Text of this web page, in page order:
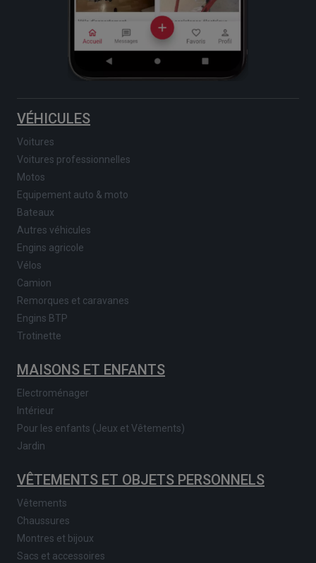
VÉHICULES
Voitures
Voitures professionnelles
Motos
Equipement auto & moto
Bateaux
Autres véhicules
Engins agricole
Vélos
Camion
Remorques et caravanes
Engins BTP
Trotinette
MAISONS ET ENFANTS
Electroménager
Intérieur
Pour les enfants (Jeux et Vêtements)
Jardin
VÊTEMENTS ET OBJETS PERSONNELS
Vêtements
Chaussures
Montres et bijoux
Sacs et accessoires